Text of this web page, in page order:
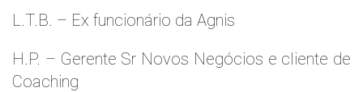
L.T.B. – Ex funcionário da Agnis
H.P. – Gerente Sr Novos Negócios e cliente de
Coaching